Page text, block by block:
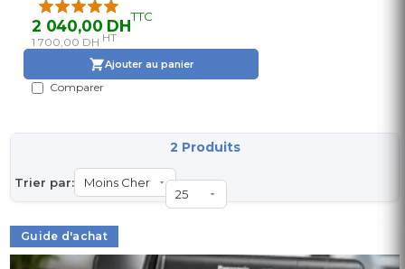
2 040,00 DHTTC
1 700,00 DH HT
Ajouter au panier
Comparer
Trier par:
2 Produits
Guide d'achat